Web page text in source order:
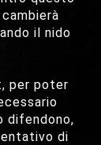
il nido
per poter
difendono,
di